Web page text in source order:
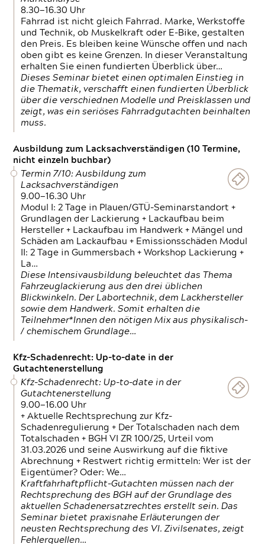
8.30—16.30 Uhr
Fahrrad ist nicht gleich Fahrrad. Marke, Werkstoffe
und Technik, ob Muskelkraft oder E-Bike, gestalten
den Preis. Es bleiben keine Wünsche offen und nach
oben gibt es keine Grenzen. In dieser Veranstaltung
erhalten Sie einen fundierten Überblick über…
Dieses Seminar bietet einen optimalen Einstieg in
die Thematik, verschafft einen fundierten Überblick
über die verschiednen Modelle und Preisklassen und
zeigt, was ein seriöses Fahrradgutachten beinhalten
muss.
Ausbildung zum Lacksachverständigen (10 Termine,
nicht einzeln buchbar)
Termin 7/10: Ausbildung zum
Lacksachverständigen
9.00—16.30 Uhr
Modul I: 2 Tage in Plauen/GTÜ-Seminarstandort +
Grundlagen der Lackierung + Lackaufbau beim
Hersteller + Lackaufbau im Handwerk + Mängel und
Schäden am Lackaufbau + Emissionsschäden Modul
II: 2 Tage in Gummersbach + Workshop Lackierung +
La…
Diese Intensivausbildung beleuchtet das Thema
Fahrzeuglackierung aus den drei üblichen
Blickwinkeln. Der Labortechnik, dem Lackhersteller
sowie dem Handwerk. Somit erhalten die
Teilnehmer*Innen den nötigen Mix aus physikalisch-
/ chemischem Grundlage…
Kfz-Schadenrecht: Up-to-date in der
Gutachtenerstellung
Kfz-Schadenrecht: Up-to-date in der
Gutachtenerstellung
9.00—16.00 Uhr
+ Aktuelle Rechtsprechung zur Kfz-
Schadenregulierung + Der Totalschaden nach dem
Totalschaden + BGH VI ZR 100/25, Urteil vom
31.03.2026 und seine Auswirkung auf die fiktive
Abrechnung + Restwert richtig ermitteln: Wer ist der
Eigentümer? Oder: We…
Kraftfahrhaftpflicht-Gutachten müssen nach der
Rechtsprechung des BGH auf der Grundlage des
aktuellen Schadenersatzrechtes erstellt sein. Das
Seminar bietet praxisnahe Erläuterungen der
neusten Rechtsprechung des VI. Zivilsenates, zeigt
Fehlerquellen…